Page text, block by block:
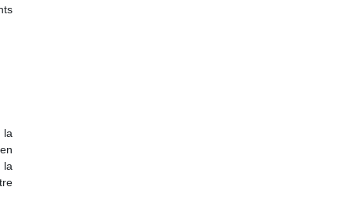
la
la